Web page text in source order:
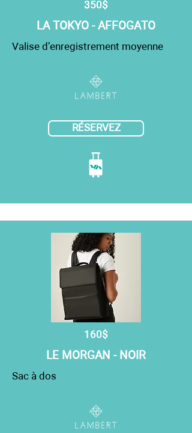
350$
LA TOKYO - AFFOGATO
Valise d’enregistrement moyenne
RÉSERVEZ
160$
LE MORGAN - NOIR
Sac à dos